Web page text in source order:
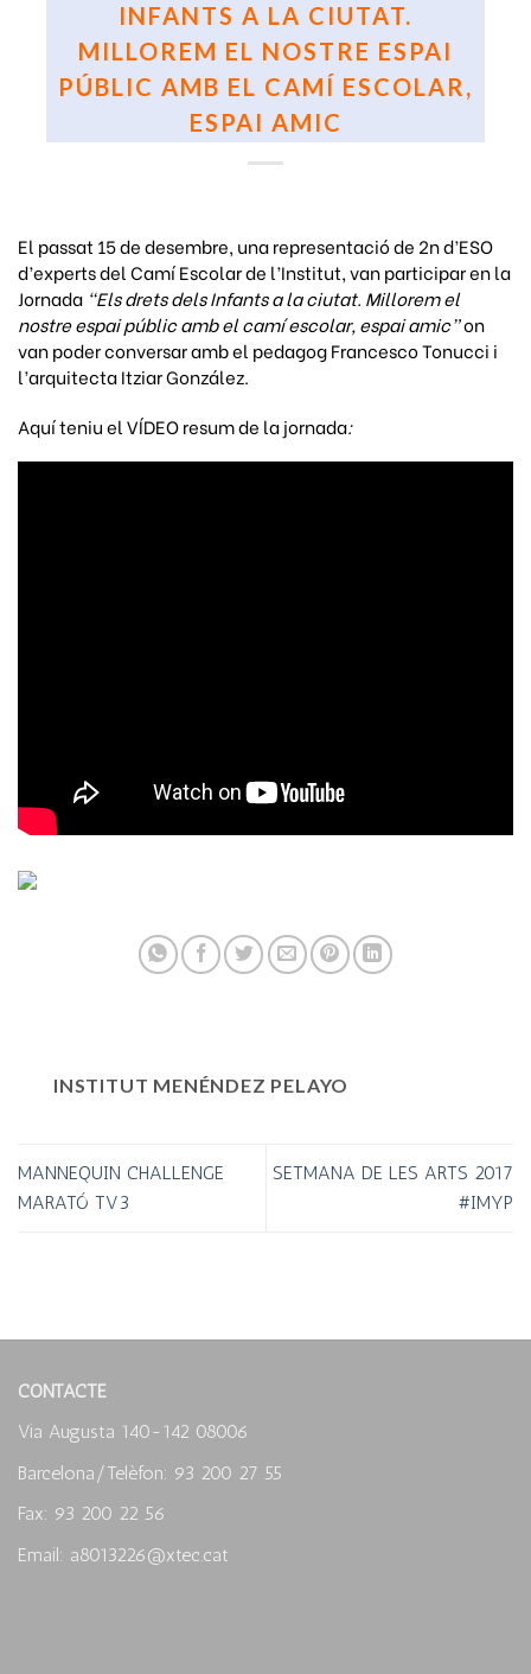
INFANTS A LA CIUTAT.
MILLOREM EL NOSTRE ESPAI
PÚBLIC AMB EL CAMÍ ESCOLAR,
ESPAI AMIC
El passat 15 de desembre, una representació de 2n d’ESO
d’experts del Camí Escolar de l’Institut, van participar en la
Jornada “Els drets dels Infants a la ciutat. Millorem el
nostre espai públic amb el camí escolar, espai amic”on
van poder conversar amb el pedagog Francesco Tonucci i
l’arquitecta Itziar González.
Aquí teniu el VÍDEO resum de la jornada:
INSTITUT MENÉNDEZ PELAYO
MANNEQUIN CHALLENGE
MARATÓ TV3
SETMANA DE LES ARTS 2017
#IMYP
CONTACTE
Via Augusta 140-142 08006
Barcelona/Telèfon: 93 200 27 55
Fax: 93 200 22 56
Email: a8013226@xtec.cat